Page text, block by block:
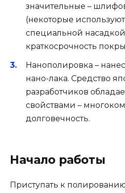
значительные –
(некоторые
специальной
краткосрочность
Нанополировка –
нано-лака. Средство
разработчиков
свойствами –
долговечность.
Начало работы
Приступать к